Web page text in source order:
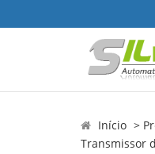
Início
Transmissor